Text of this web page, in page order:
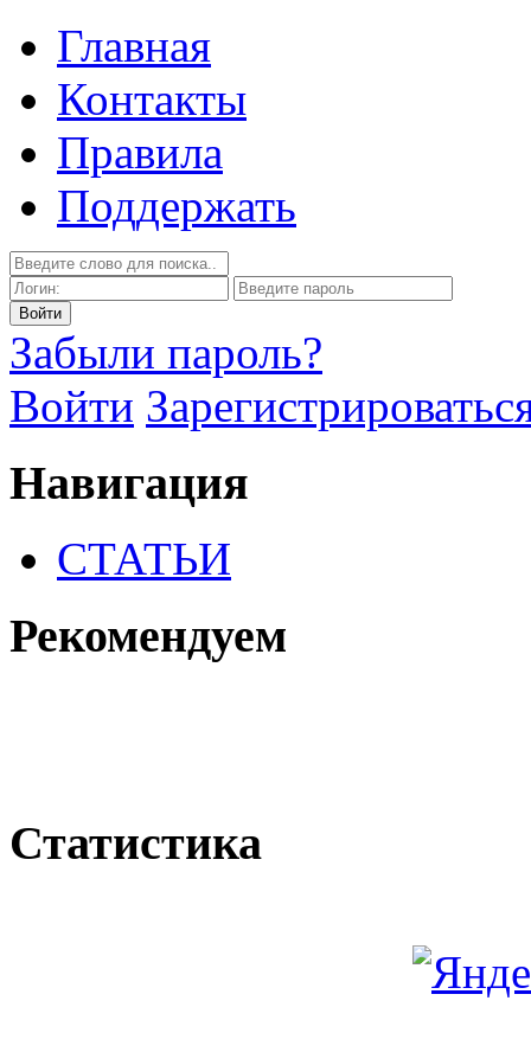
Главная
Контакты
Правила
Поддержать
Забыли пароль?
Войти
Навигация
СТАТЬИ
Рекомендуем
Статистика